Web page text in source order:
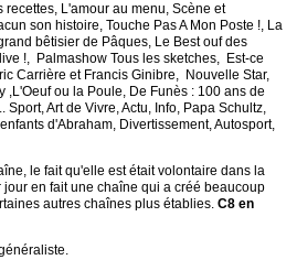
recettes, L'amour au menu, Scène et
son histoire, Touche Pas A Mon Poste !, La
bêtisier de Pâques, Le Best ouf des
!, Palmashow Tous les sketches, Est-ce
Carrière et Francis Ginibre, Nouvelle Star,
,L'Oeuf ou la Poule, De Funès : 100 ans de
Sport, Art de Vivre, Actu, Info, Papa Schultz,
d'Abraham, Divertissement, Autosport,
le fait qu'elle est était volontaire dans la
en fait une chaîne qui a créé beaucoup
autres chaînes plus établies. C8 en